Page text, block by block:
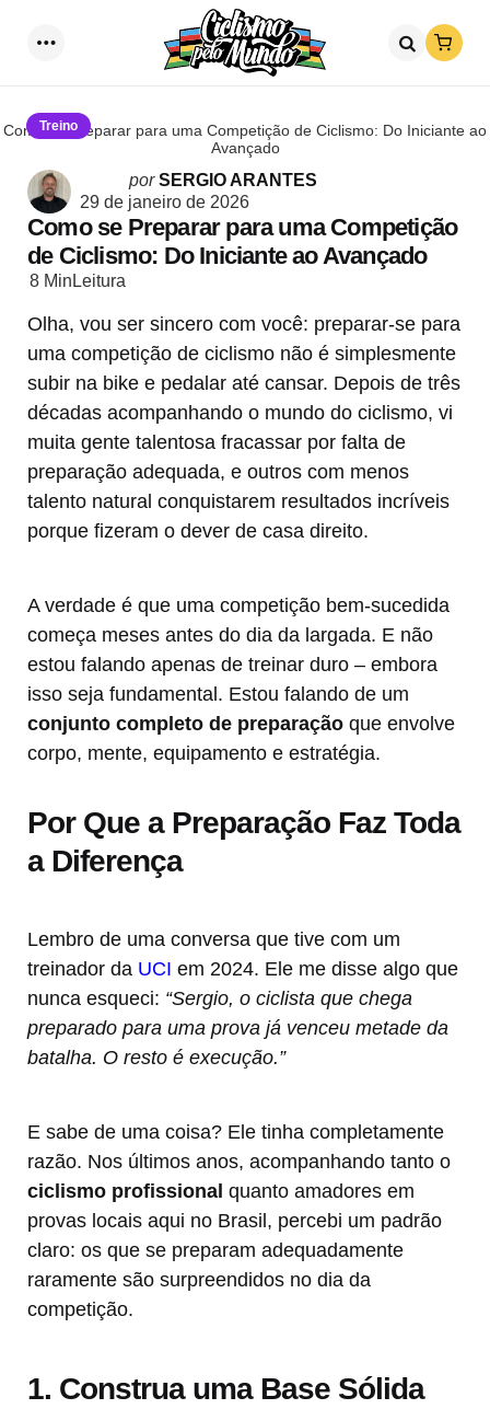
Loja
Treino
Como se Preparar para uma Competição de Ciclismo: Do Iniciante ao
Avançado
Postado
por
porSERGIO ARANTES
29 de janeiro de 2026
Como se Preparar para uma Competição
de Ciclismo: Do Iniciante ao Avançado
8 Min Leitura
Olha, vou ser sincero com você: preparar-se para
uma competição de ciclismo não é simplesmente
subir na bike e pedalar até cansar. Depois de três
décadas acompanhando o mundo do ciclismo, vi
muita gente talentosa fracassar por falta de
preparação adequada, e outros com menos
talento natural conquistarem resultados incríveis
porque fizeram o dever de casa direito.
A verdade é que uma competição bem-sucedida
começa meses antes do dia da largada. E não
estou falando apenas de treinar duro – embora
isso seja fundamental. Estou falando de um
conjunto completo de preparação que envolve
corpo, mente, equipamento e estratégia.
Por Que a Preparação Faz Toda
a Diferença
Lembro de uma conversa que tive com um
treinador da UCI em 2024. Ele me disse algo que
nunca esqueci: “Sergio, o ciclista que chega
preparado para uma prova já venceu metade da
batalha. O resto é execução.”
E sabe de uma coisa? Ele tinha completamente
razão. Nos últimos anos, acompanhando tanto o
ciclismo profissional quanto amadores em
provas locais aqui no Brasil, percebi um padrão
claro: os que se preparam adequadamente
raramente são surpreendidos no dia da
competição.
1. Construa uma Base Sólida